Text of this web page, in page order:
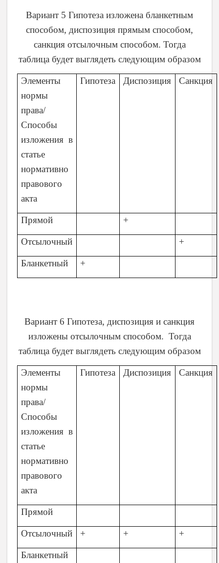
Вариант 5 Гипотеза изложена бланкетным
способом, диспозиция прямым способом,
санкция отсылочным способом. Тогда
таблица будет выглядеть следующим образом
Элементы
нормы
права/
Способы
изложения в
статье
нормативно
правового
акта
Гипотеза Диспозиция Санкция
Прямой +
Отсылочный +
Бланкетный +
Вариант 6 Гипотеза, диспозиция и санкция
изложены отсылочным способом. Тогда
таблица будет выглядеть следующим образом
Элементы
нормы
права/
Способы
изложения в
статье
нормативно
правового
акта
Гипотеза Диспозиция Санкция
Прямой
Отсылочный + + +
Бланкетный